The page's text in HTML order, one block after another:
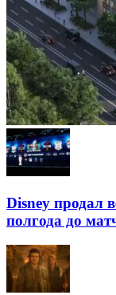
Disney продал
полгода до